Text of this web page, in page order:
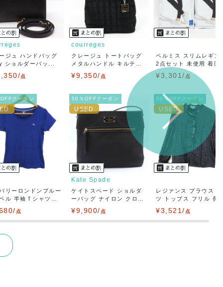
絡お願い致します。
ジュ ハンドバッグ
ショルダーバッ...
点
courreges
クレージュ トートバッグ
メタルハンドル キルテ
¥9,350/ 点
ベルミス スリムレギン
2点セット 未使用 着圧
¥3,301/ 点
クーポン
リーロンドンブルー
ル 半袖Ｔシャツ
点
50％OFFクーポン
Kate Spade
ケイトスペード ショルダ
ーバッグ ナイロン クロ
¥9,900/ 点
50％OFFクーポン
レジァンス ブラウス
ツ トップス フリル 長
¥3,521/ 点